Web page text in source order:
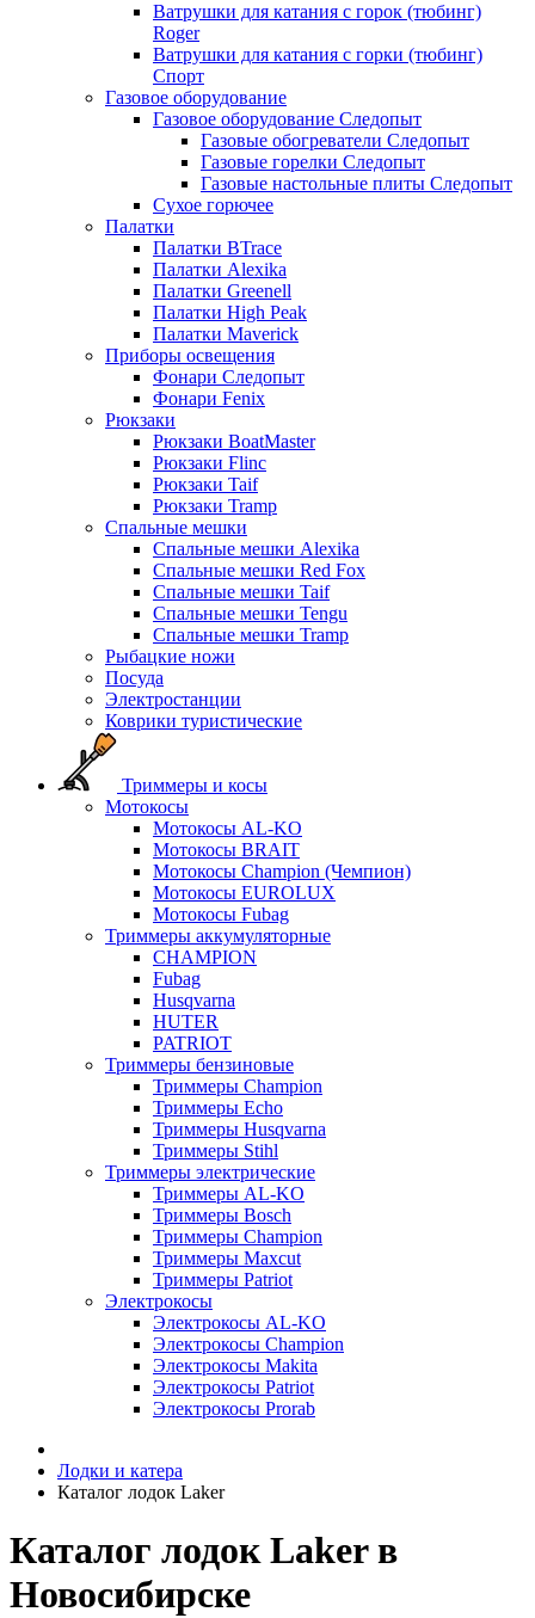
Ватрушки для катания с горок (тюбинг)
Roger
Ватрушки для катания с горки (тюбинг)
Спорт
Газовое оборудование
Газовое оборудование Следопыт
Газовые обогреватели Следопыт
Газовые горелки Следопыт
Газовые настольные плиты Следопыт
Сухое горючее
Палатки
Палатки BTrace
Палатки Alexika
Палатки Greenell
Палатки High Peak
Палатки Maverick
Приборы освещения
Фонари Следопыт
Фонари Fenix
Рюкзаки
Рюкзаки BoatMaster
Рюкзаки Flinc
Рюкзаки Taif
Рюкзаки Tramp
Спальные мешки
Спальные мешки Alexika
Спальные мешки Red Fox
Спальные мешки Taif
Спальные мешки Tengu
Спальные мешки Tramp
Рыбацкие ножи
Посуда
Электростанции
Коврики туристические
Триммеры и косы
Мотокосы
Мотокосы AL-KO
Мотокосы BRAIT
Мотокосы Champion (Чемпион)
Мотокосы EUROLUX
Мотокосы Fubag
Триммеры аккумуляторные
CHAMPION
Fubag
Husqvarna
HUTER
PATRIOT
Триммеры бензиновые
Триммеры Champion
Триммеры Echo
Триммеры Husqvarna
Триммеры Stihl
Триммеры электрические
Триммеры AL-KO
Триммеры Bosch
Триммеры Champion
Триммеры Maxcut
Триммеры Patriot
Электрокосы
Электрокосы AL-KO
Электрокосы Champion
Электрокосы Makita
Электрокосы Patriot
Электрокосы Prorab
Лодки и катера
Каталог лодок Laker
Каталог лодок Laker в
Новосибирске